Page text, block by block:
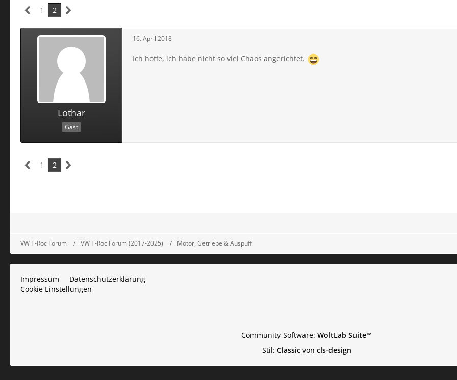
1 2
Lothar
Gast
16. April 2018
Ich hoffe, ich habe nicht so viel Chaos angerichtet.
1 2
VW T-Roc Forum VW T-Roc Forum (2017-2025) Motor, Getriebe & Auspuff
Impressum
Datenschutzerklärung
Cookie Einstellungen
Community-Software: WoltLab Suite™
Stil: Classicvon cls-design